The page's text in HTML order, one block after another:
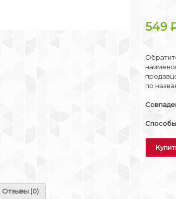
549
по
Способы
Отзывы (0)